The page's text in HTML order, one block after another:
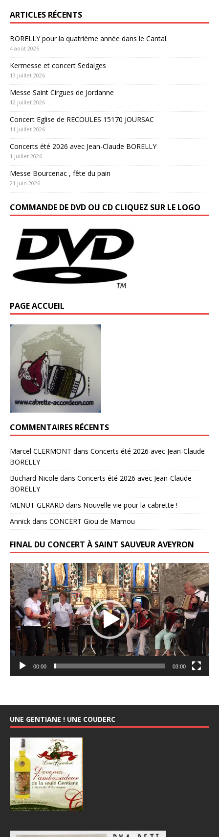
ARTICLES RÉCENTS
BORELLY pour la quatrième année dans le Cantal.
4 août 2026
Kermesse et concert Sedaiges
13 juillet 2026
Messe Saint Cirgues de Jordanne
12 juillet 2026
Concert Eglise de RECOULES 15170 JOURSAC
11 juillet 2026
Concerts été 2026 avec Jean-Claude BORELLY
1 juillet 2026
Messe Bourcenac , fête du pain
21 juin 2026
COMMANDE DE DVD OU CD CLIQUEZ SUR LE LOGO
PAGE ACCUEIL
COMMENTAIRES RÉCENTS
Marcel CLERMONT dans Concerts été 2026 avec Jean-Claude
BORELLY
Buchard Nicole dans Concerts été 2026 avec Jean-Claude
BORELLY
MENUT GERARD dans Nouvelle vie pour la cabrette !
Annick dans CONCERT Giou de Mamou
FINAL DU CONCERT À SAINT SAUVEUR AVEYRON
Lecteur
vidéo
00:00 03:00
UNE GENTIANE ! UNE COUDERC